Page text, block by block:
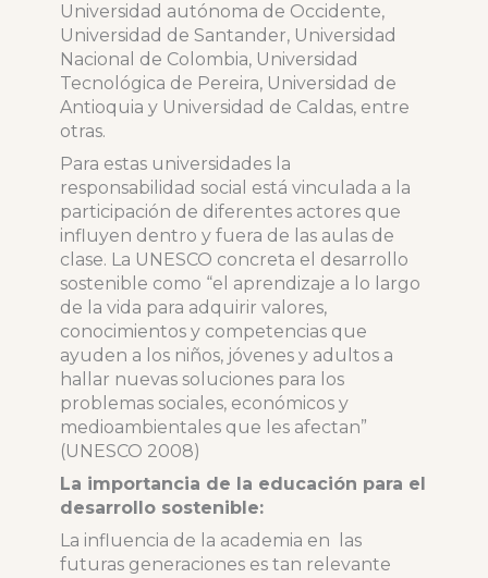
Universidad autónoma de Occidente,
Universidad de Santander, Universidad
Nacional de Colombia, Universidad
Tecnológica de Pereira, Universidad de
Antioquia y Universidad de Caldas, entre
otras.
Para estas universidades la
responsabilidad social está vinculada a la
participación de diferentes actores que
influyen dentro y fuera de las aulas de
clase. La UNESCO concreta el desarrollo
sostenible como “el aprendizaje a lo largo
de la vida para adquirir valores,
conocimientos y competencias que
ayuden a los niños, jóvenes y adultos a
hallar nuevas soluciones para los
problemas sociales, económicos y
medioambientales que les afectan”
(UNESCO 2008)
La importancia de la educación para el
desarrollo sostenible:
La influencia de la academia en las
futuras generaciones es tan relevante